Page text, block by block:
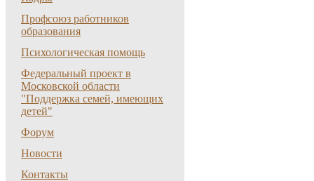
Профсоюз работников
образования
Психологическая помощь
Федеральный проект в
Московской области
"Поддержка семей, имеющих
детей"
Форум
Новости
Контакты